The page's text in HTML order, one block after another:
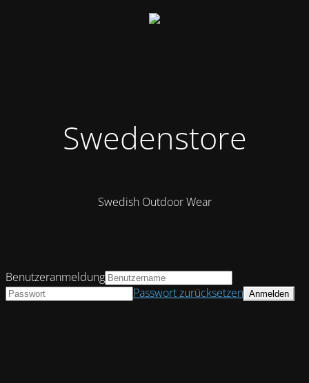
Swedenstore
Swedish Outdoor Wear
Benutzeranmeldung
Passwort zurücksetzen